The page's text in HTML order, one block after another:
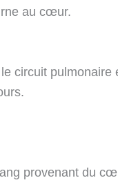
au cœur.
circuit pulmonaire
provenant du